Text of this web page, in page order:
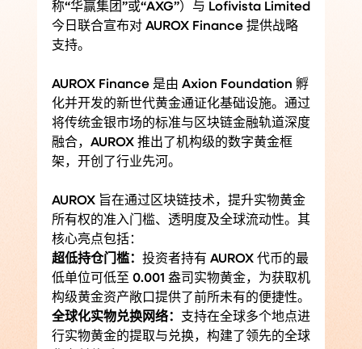
称“华赢集团”或“AXG”）与 Lofivista Limited
今日联合宣布对 AUROX Finance 提供战略
支持。
AUROX Finance 是由 Axion Foundation 孵
化并开发的新世代黄金通证化基础设施。通过
将传统金银市场的标准与区块链金融轨道深度
融合，AUROX 推出了机构级的数字黄金框
架，开创了行业先河。
AUROX 旨在通过区块链技术，提升实物黄金
所有权的准入门槛、透明度及全球流动性。其
核心亮点包括：
超低持仓门槛： 投资者持有 AUROX 代币的最
低单位可低至 0.001 盎司实物黄金，为获取机
构级黄金资产敞口提供了前所未有的便捷性。
全球化实物兑换网络：
支持在全球多个地点进
行实物黄金的提取与兑换，构建了领先的全球